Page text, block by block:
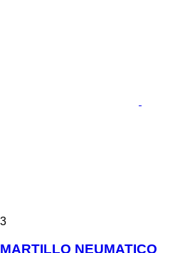
3
MARTILLO NEUMATICO